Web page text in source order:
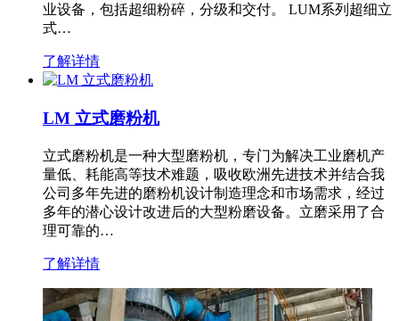
业设备，包括超细粉碎，分级和交付。 LUM系列超细立
式…
了解详情
LM 立式磨粉机
立式磨粉机是一种大型磨粉机，专门为解决工业磨机产
量低、耗能高等技术难题，吸收欧洲先进技术并结合我
公司多年先进的磨粉机设计制造理念和市场需求，经过
多年的潜心设计改进后的大型粉磨设备。立磨采用了合
理可靠的…
了解详情